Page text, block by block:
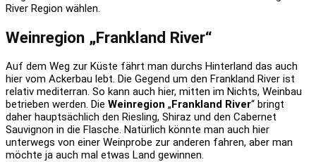
River Region wählen.
Weinregion „Frankland River“
Auf dem Weg zur Küste fährt man durchs Hinterland das auch
hier vom Ackerbau lebt. Die Gegend um den Frankland River ist
relativ mediterran. So kann auch hier, mitten im Nichts, Weinbau
betrieben werden. Die Weinregion „Frankland River“ bringt
daher hauptsächlich den Riesling, Shiraz und den Cabernet
Sauvignon in die Flasche. Natürlich könnte man auch hier
unterwegs von einer Weinprobe zur anderen fahren, aber man
möchte ja auch mal etwas Land gewinnen.